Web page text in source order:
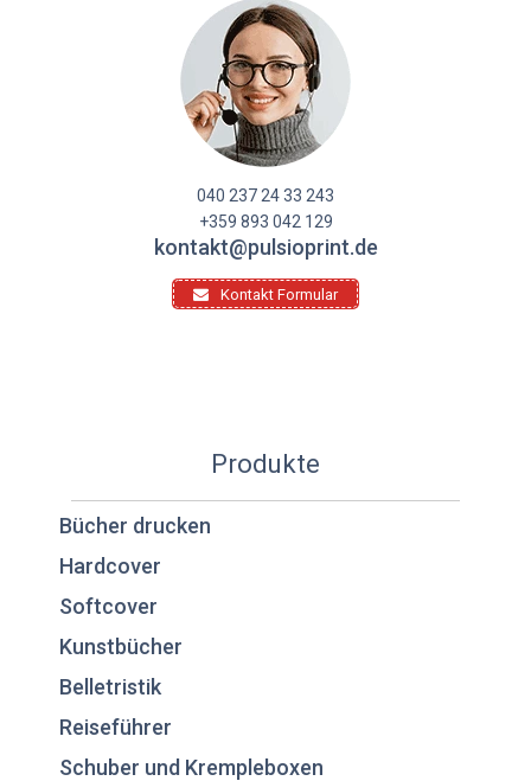
040 237 24 33 243
+359 893 042 129
kontakt@pulsioprint.de
Kontakt Formular
Produkte
Bücher drucken
Hardcover
Softcover
Kunstbücher
Belletristik
Reiseführer
Schuber und Krempleboxen